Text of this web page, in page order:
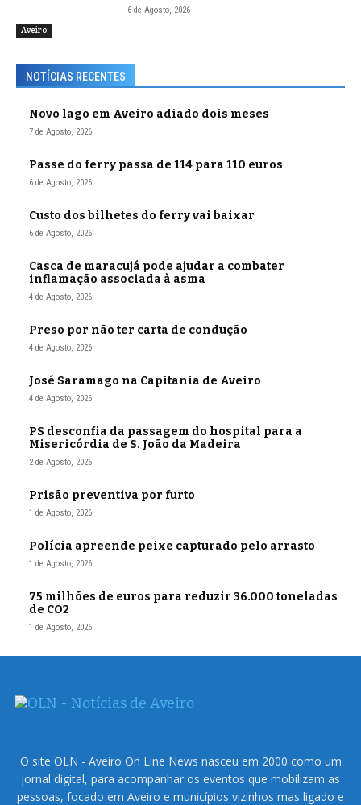
Aveiro
6 de Agosto, 2026
NOTÍCIAS RECENTES
Novo lago em Aveiro adiado dois meses
7 de Agosto, 2026
Passe do ferry passa de 114 para 110 euros
6 de Agosto, 2026
Custo dos bilhetes do ferry vai baixar
6 de Agosto, 2026
Casca de maracujá pode ajudar a combater
inflamação associada à asma
4 de Agosto, 2026
Preso por não ter carta de condução
4 de Agosto, 2026
José Saramago na Capitania de Aveiro
4 de Agosto, 2026
PS desconfia da passagem do hospital para a
Misericórdia de S. João da Madeira
2 de Agosto, 2026
Prisão preventiva por furto
1 de Agosto, 2026
Polícia apreende peixe capturado pelo arrasto
1 de Agosto, 2026
75 milhões de euros para reduzir 36.000 toneladas
de CO2
1 de Agosto, 2026
O site OLN - Aveiro On Line News nasceu em 2000 como um
jornal digital, para acompanhar os eventos que mobilizam as
pessoas, focado em Aveiro e municípios vizinhos mas ligado e